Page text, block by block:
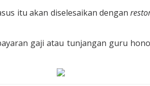
itu akan diselesaikan dengan
gaji atau tunjangan guru